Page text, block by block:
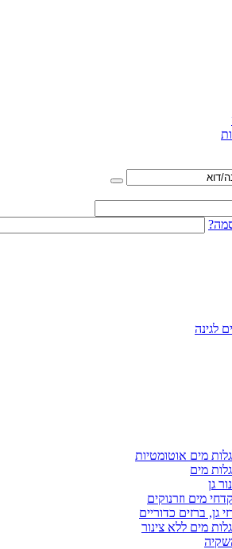
לגינה
מים אוטומטיות
מים
גן
מים וזרנוקים
גן, ברזים כדוריים
מים ללא צינור